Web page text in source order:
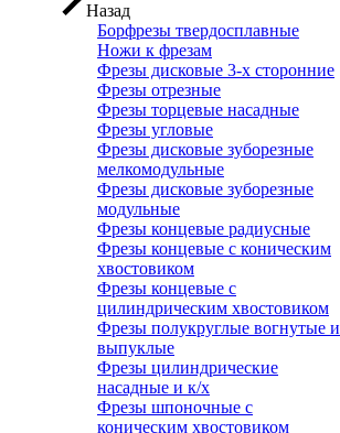
Назад
Борфрезы твердосплавные
Ножи к фрезам
Фрезы дисковые 3-х сторонние
Фрезы отрезные
Фрезы торцевые насадные
Фрезы угловые
Фрезы дисковые зуборезные
мелкомодульные
Фрезы дисковые зуборезные
модульные
Фрезы концевые радиусные
Фрезы концевые с коническим
хвостовиком
Фрезы концевые с
цилиндрическим хвостовиком
Фрезы полукруглые вогнутые и
выпуклые
Фрезы цилиндрические
насадные и к/х
Фрезы шпоночные с
коническим хвостовиком